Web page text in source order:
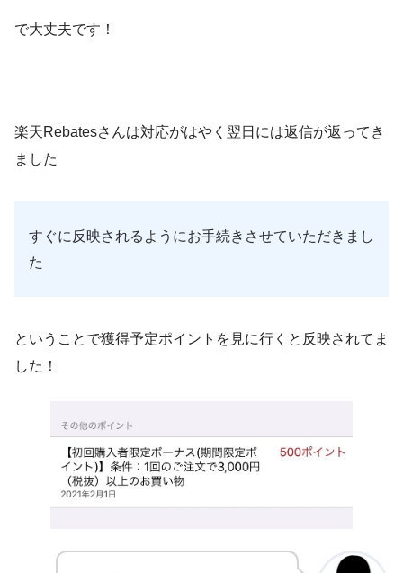
で大丈夫です！
楽天Rebatesさんは対応がはやく翌日には返信が返ってき
ました
すぐに反映されるようにお手続きさせていただきまし
た
ということで獲得予定ポイントを見に行くと反映されてま
した！